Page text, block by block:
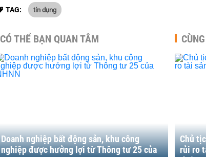
TAG: tín dụng
CÓ THỂ BẠN QUAN TÂM
Doanh nghiệp bất động sản, khu công
nghiệp được hưởng lợi từ Thông tư 25 của
Chủ
rủi ro